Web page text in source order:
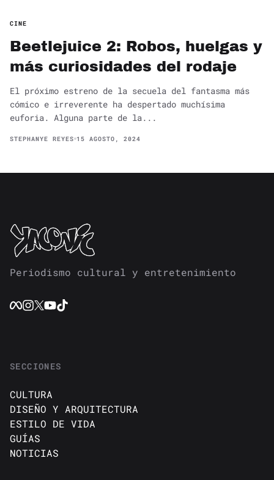
CINE
Beetlejuice 2: Robos, huelgas y
más curiosidades del rodaje
El próximo estreno de la secuela del fantasma más
cómico e irreverente ha despertado muchísima
euforia. Alguna parte de la...
STEPHANYE REYES 15 AGOSTO, 2024
Periodismo cultural y entretenimiento
SECCIONES
CULTURA
DISEÑO Y ARQUITECTURA
ESTILO DE VIDA
GUÍAS
NOTICIAS